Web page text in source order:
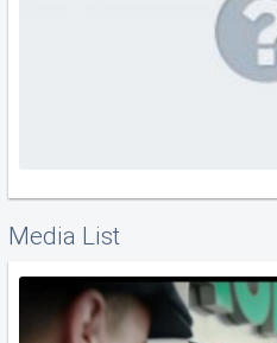
Media List